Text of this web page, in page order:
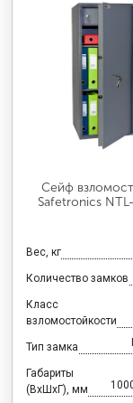
Сейф
Safetronics
Вес, кг
Количество замков
Класс
взломостойкости
Тип замка
Габариты
(ВхШхГ), мм